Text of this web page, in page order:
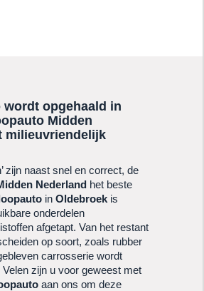
opgehaald in
Midden
milieuvriendelijk
zijn naast snel en correct, de
Nederland het beste
in Oldebroek is
onderdelen
afgetapt. Van het restant
op soort, zoals rubber
carrosserie wordt
zijn u voor geweest met
aan ons om deze